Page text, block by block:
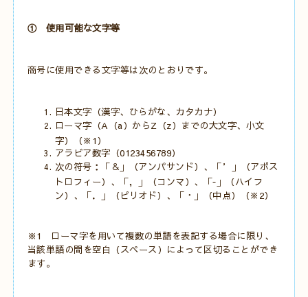
① 使用可能な文字等
商号に使用できる文字等は次のとおりです。
日本文字（漢字、ひらがな、カタカナ）
ローマ字（A（a）からZ（z）までの大文字、小文
字）（※1）
アラビア数字（0123456789）
次の符号：「＆」（アンパサンド）、「’」（アポス
トロフィー）、「，」（コンマ）、「‐」（ハイフ
ン）、「．」（ピリオド）、「・」（中点）（※2）
※1 ローマ字を用いて複数の単語を表記する場合に限り、
当該単語の間を空白（スペース）によって区切ることができ
ます。